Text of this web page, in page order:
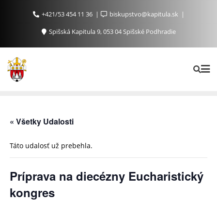
+421/53 454 11 36
biskupstvo@kapitula.sk
Spišská Kapitula 9, 053 04 Spišské Podhradie
« Všetky Udalosti
Táto udalosť už prebehla.
Príprava na diecézny Eucharistický
kongres